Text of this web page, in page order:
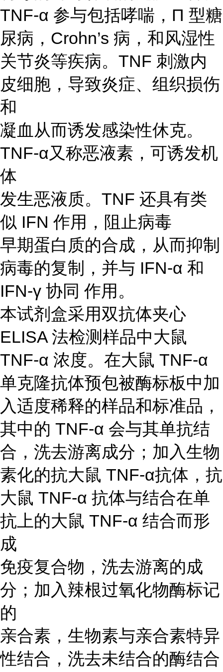
TNF-α 参与包括哮喘，Π 型糖
尿病，Crohn’s 病，和风湿性
关节炎等疾病。TNF 刺激内
皮细胞，导致炎症、组织损伤
和
凝血从而诱发感染性休克。
TNF-α又称恶液素，可诱发机
体
发生恶液质。TNF 还具有类
似 IFN 作用，阻止病毒
早期蛋白质的合成，从而抑制
病毒的复制，并与 IFN-α 和
IFN-γ 协同 作用。
本试剂盒采用双抗体夹心
ELISA 法检测样品中大鼠
TNF-α 浓度。在大鼠 TNF-α
单克隆抗体预包被酶标板中加
入适度稀释的样品和标准品，
其中的 TNF-α 会与其单抗结
合，洗去游离成分；加入生物
素化的抗大鼠 TNF-α抗体，抗
大鼠 TNF-α 抗体与结合在单
抗上的大鼠 TNF-α 结合而形
成
免疫复合物，洗去游离的成
分；加入辣根过氧化物酶标记
的
亲合素，生物素与亲合素特异
性结合，洗去未结合的酶结合